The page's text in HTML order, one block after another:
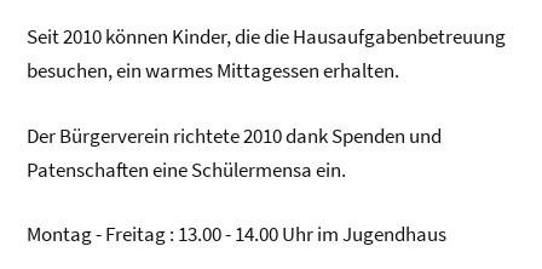
Seit 2010 können Kinder, die die Hausaufgabenbetreuung
besuchen, ein warmes Mittagessen erhalten.
Der Bürgerverein richtete 2010 dank Spenden und
Patenschaften eine Schülermensa ein.
Montag - Freitag : 13.00 - 14.00 Uhr im Jugendhaus